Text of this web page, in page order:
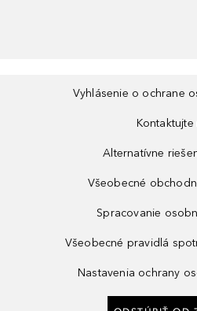
Vyhlásenie o ochrane
Kontaktujte
Alternatívne
Všeobecné
Spracovanie
Všeobecné pravidlá
Nastavenia ochrany